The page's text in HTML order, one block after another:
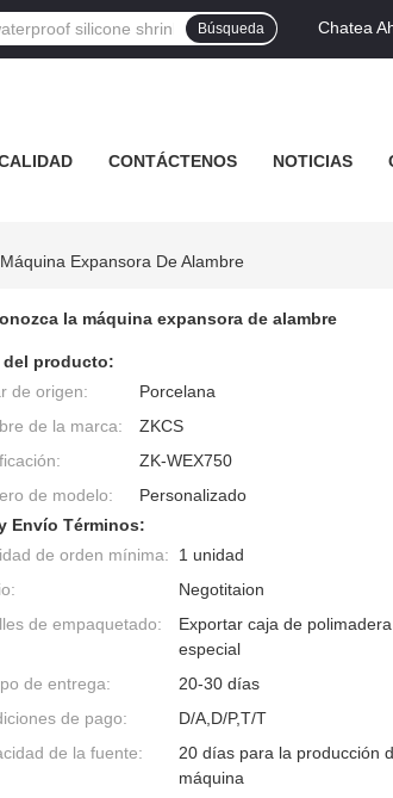
Chatea
Búsqueda
CONTÁCTENOS NOTICIAS
Expansora De Alambre
la máquina expansora de alambre
del producto:
de origen:
Porcelana
de la marca:
ZKCS
ZK-WEX750
de modelo:
Personalizado
Envío Términos:
de orden mínima:
1 unidad
Negotitaion
de empaquetado:
Exportar caja de
especial
de entrega:
20-30 días
de pago:
D/A,D/P,T/T
de la fuente:
20 días para la producción
máquina